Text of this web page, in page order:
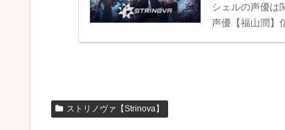
シェルの声優は
声優【福山潤】
ストリノヴァ【Strinova】